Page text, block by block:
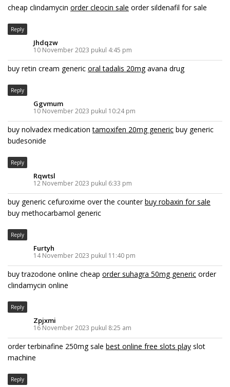
cheap clindamycin order cleocin sale order sildenafil for sale
Reply
Jhdqzw
10 November 2023 pukul 4:45 pm
buy retin cream generic oral tadalis 20mgavana drug
Reply
Ggvmum
10 November 2023 pukul 10:24 pm
buy nolvadex medicationtamoxifen 20mg generic buy generic
budesonide
Reply
Rqwtsl
12 November 2023 pukul 6:33 pm
buy generic cefuroxime over the counterbuy robaxin for sale
buy methocarbamol generic
Reply
Furtyh
14 November 2023 pukul 11:40 pm
buy trazodone online cheap order suhagra 50mg generic order
clindamycin online
Reply
Zpjxmi
16 November 2023 pukul 8:25 am
order terbinafine 250mg sale best online free slots play slot
machine
Reply